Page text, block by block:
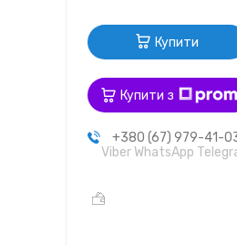
Купити
Купити з
+380 (67) 979-41-
Viber WhatsApp